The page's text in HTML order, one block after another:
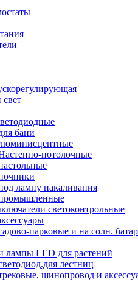
бани
потолочные
лампу накаливания
светоконтрольные
парковые и на солн.
лампы LED для растений
лестниц
шинопровод и